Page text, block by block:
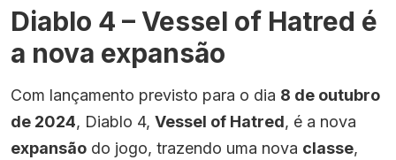
Diablo 4 – Vessel of Hatred é
a nova expansão
Com lançamento previsto para o dia 8 de outubro
de 2024, Diablo 4, Vessel of Hatred, é a nova
expansão do jogo, trazendo uma nova classe,